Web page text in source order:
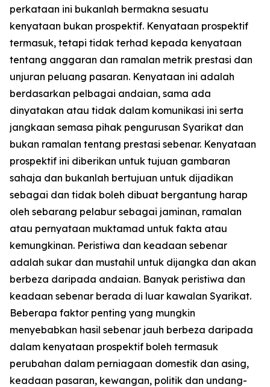
perkataan ini bukanlah bermakna sesuatu
kenyataan bukan prospektif. Kenyataan prospektif
termasuk, tetapi tidak terhad kepada kenyataan
tentang anggaran dan ramalan metrik prestasi dan
unjuran peluang pasaran. Kenyataan ini adalah
berdasarkan pelbagai andaian, sama ada
dinyatakan atau tidak dalam komunikasi ini serta
jangkaan semasa pihak pengurusan Syarikat dan
bukan ramalan tentang prestasi sebenar. Kenyataan
prospektif ini diberikan untuk tujuan gambaran
sahaja dan bukanlah bertujuan untuk dijadikan
sebagai dan tidak boleh dibuat bergantung harap
oleh sebarang pelabur sebagai jaminan, ramalan
atau pernyataan muktamad untuk fakta atau
kemungkinan. Peristiwa dan keadaan sebenar
adalah sukar dan mustahil untuk dijangka dan akan
berbeza daripada andaian. Banyak peristiwa dan
keadaan sebenar berada di luar kawalan Syarikat.
Beberapa faktor penting yang mungkin
menyebabkan hasil sebenar jauh berbeza daripada
dalam kenyataan prospektif boleh termasuk
perubahan dalam perniagaan domestik dan asing,
keadaan pasaran, kewangan, politik dan undang-